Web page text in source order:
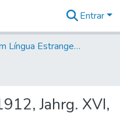
Entrar
Jornais em Língua Estrangeira
Jahrg. XVI,